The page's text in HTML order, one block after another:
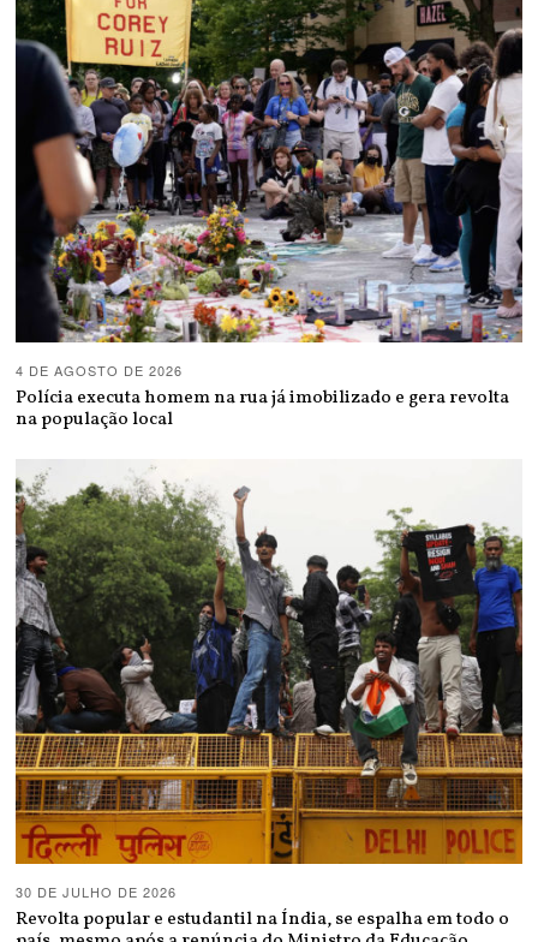
4 DE AGOSTO DE 2026
Polícia executa homem na rua já imobilizado e gera revolta
na população local
30 DE JULHO DE 2026
Revolta popular e estudantil na Índia, se espalha em todo o